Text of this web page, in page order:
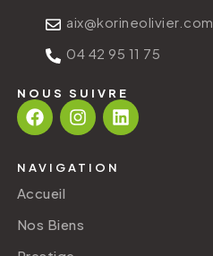
aix@korineolivier.com
04 42 95 11 75
NOUS SUIVRE
NAVIGATION
Accueil
Nos Biens